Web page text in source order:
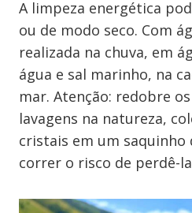
A limpeza energética
ou de modo seco. Com
realizada na chuva, em
água e sal marinho, na
mar. Atenção: redobre
lavagens na natureza,
cristais em um saquinho
correr o risco de perdê-